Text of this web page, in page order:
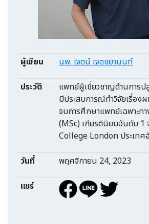
ผู้เขียน นพ. เจตน์ เจตชยานนท์
ประวัติ
แพทย์ผู้เชี่ยวชาญด้านการ
มีประสบการณ์ทำวิจัยเรื่อง
จบการศึกษาแพทย์เฉพาะท
(MSc) เกียรตินิยมอันดับ 1
College London ประเท
วันที่ พฤศจิกายน 24, 2023
แชร์